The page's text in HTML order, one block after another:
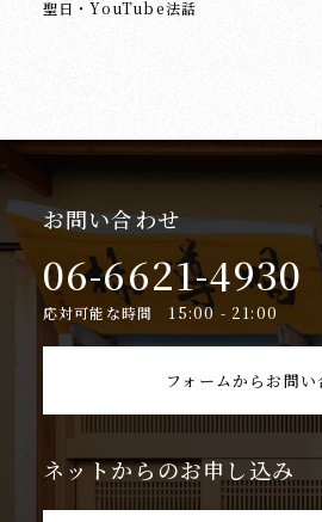
聖日・YouTube法話
お問い合わせ
06-6621-4930
応対可能な時間 15:00 - 21:00
フォームからお問い
ネットからのお申し込み